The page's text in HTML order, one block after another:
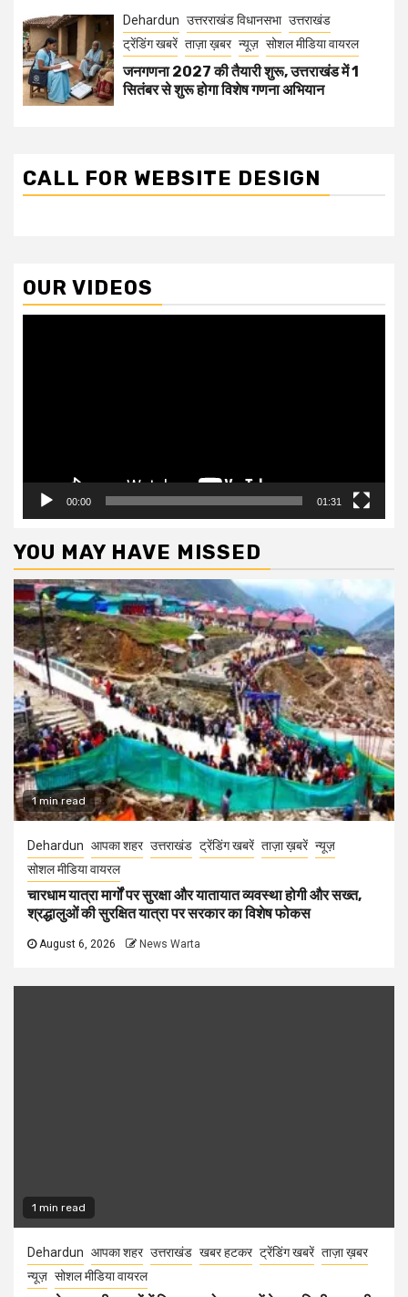
Dehardun उत्तरराखंड विधानसभा उत्तराखंड
ट्रेंडिंग खबरें ताज़ा ख़बर न्यूज़ सोशल मीडिया वायरल
जनगणना 2027 की तैयारी शुरू, उत्तराखंड में 1
सितंबर से शुरू होगा विशेष गणना अभियान
CALL FOR WEBSITE DESIGN
OUR VIDEOS
00:00 01:31
YOU MAY HAVE MISSED
1 min read
Dehardun आपका शहर उत्तराखंड ट्रेंडिंग खबरें ताज़ा ख़बरें न्यूज़
सोशल मीडिया वायरल
चारधाम यात्रा मार्गों पर सुरक्षा और यातायात व्यवस्था होगी और सख्त,
श्रद्धालुओं की सुरक्षित यात्रा पर सरकार का विशेष फोकस
August 6, 2026 News Warta
1 min read
Dehardun आपका शहर उत्तराखंड खबर हटकर ट्रेंडिंग खबरें ताज़ा ख़बर
न्यूज़ सोशल मीडिया वायरल